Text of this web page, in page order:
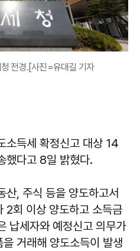
전경.[사진=유대길 기자
소득세 확정신고 대상 14
했다고 8일 밝혔다.
산, 주식 등을 양도하고서
2회 이상 양도하고 소득금
납세자와 예정신고 의무가
거래해 양도소득이 발생